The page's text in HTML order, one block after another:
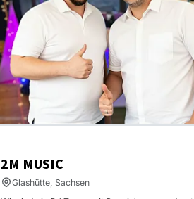
2M MUSIC
Glashütte, Sachsen